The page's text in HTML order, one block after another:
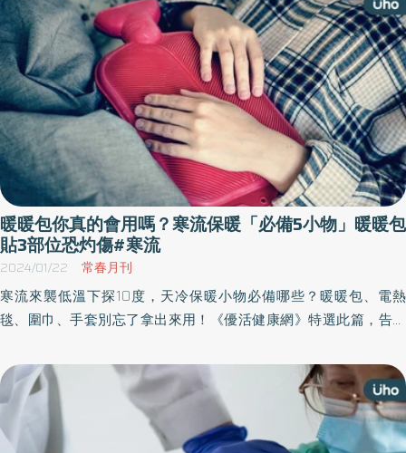
暖暖包你真的會用嗎？寒流保暖「必備5小物」暖暖包
貼3部位恐灼傷#寒流
2024/01/22 常春月刊
寒流來襲低溫下探10度，天冷保暖小物必備哪些？暖暖包、電熱
毯、圍巾、手套別忘了拿出來用！《優活健康網》特選此篇，告訴
免貼在3部位，才不會傷害皮膚、燙傷或灼傷，電器使用上也要留意
用電安全，讓您能夠暖呼呼又安心地度過整冬天。